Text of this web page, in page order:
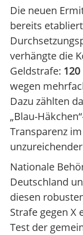
Die neuen
bereits
verhängte die
Geldstrafe:
wegen
Dazu zählten
„Blau-
Transparenz
Nationale
Deutschland
diesen
Strafe gegen X
Test der